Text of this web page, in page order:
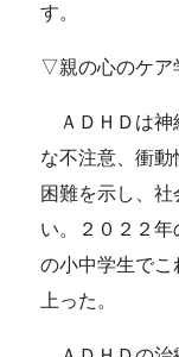
す。
▽親の心のケア
ＡＤＨＤは神
な不注意、衝
困難を示し、
い。２０２２
の小中学生でこ
上った。